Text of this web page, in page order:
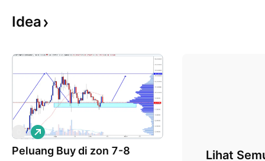
Idea
Peluang Buy di zon 7-8
P
a
n
Lihat